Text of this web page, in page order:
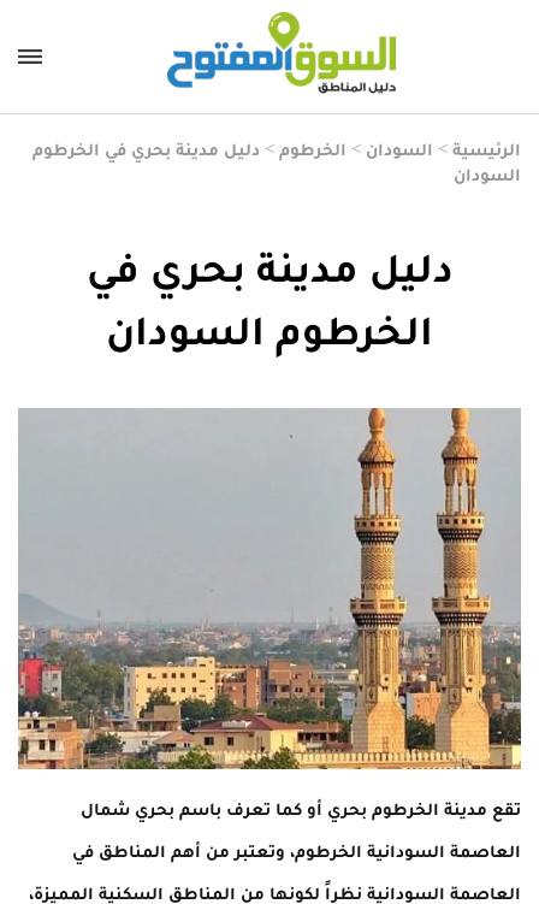
الرئيسية > السودان > الخرطوم > دليل مدينة بحري في الخرطوم
السودان
دليل مدينة بحري في
الخرطوم السودان
تقع مدينة الخرطوم بحري أو كما تعرف باسم بحري شمال
العاصمة السودانية الخرطوم، وتعتبر من أهم المناطق في
العاصمة السودانية نظراً لكونها من المناطق السكنية المميزة،